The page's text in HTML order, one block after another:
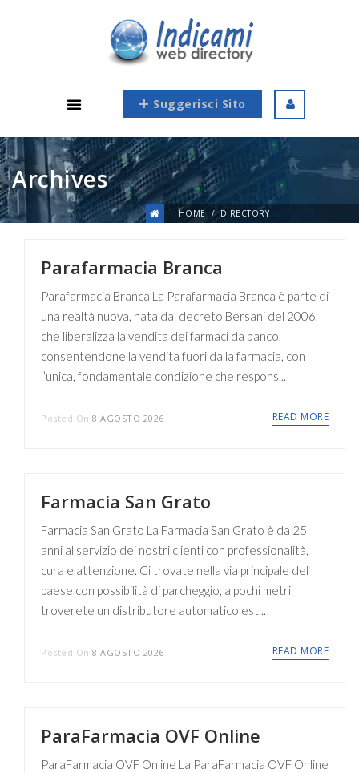
Suggerisci Sito
Archives
HOME DIRECTORY
Parafarmacia Branca
Parafarmacia Branca La Parafarmacia Branca è parte di
una realtà nuova, nata dal decreto Bersani del 2006,
che liberalizza la vendita dei farmaci da banco,
consentendone la vendita fuori dalla farmacia, con
l’unica, fondamentale condizione che respons...
Posted On 8 AGOSTO 2026 READ MORE
Farmacia San Grato
Farmacia San Grato La Farmacia San Grato è da 25
anni al servizio dei nostri clienti con professionalità,
cura e attenzione. Ci trovate nella via principale del
paese con possibilità di parcheggio, a pochi metri
troverete un distributore automatico est...
Posted On 8 AGOSTO 2026 READ MORE
ParaFarmacia OVF Online
ParaFarmacia OVF Online La ParaFarmacia OVF Online